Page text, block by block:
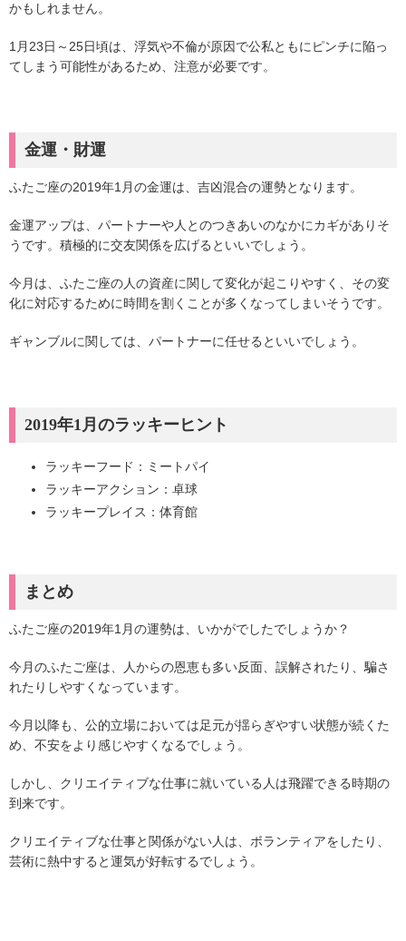
かもしれません。
1月23日～25日頃は、浮気や不倫が原因で公私ともにピンチに陥っ
てしまう可能性があるため、注意が必要です。
金運・財運
ふたご座の2019年1月の金運は、吉凶混合の運勢となります。
金運アップは、パートナーや人とのつきあいのなかにカギがありそ
うです。積極的に交友関係を広げるといいでしょう。
今月は、ふたご座の人の資産に関して変化が起こりやすく、その変
化に対応するために時間を割くことが多くなってしまいそうです。
ギャンブルに関しては、パートナーに任せるといいでしょう。
2019年1月のラッキーヒント
ラッキーフード：ミートパイ
ラッキーアクション：卓球
ラッキープレイス：体育館
まとめ
ふたご座の2019年1月の運勢は、いかがでしたでしょうか？
今月のふたご座は、人からの恩恵も多い反面、誤解されたり、騙さ
れたりしやすくなっています。
今月以降も、公的立場においては足元が揺らぎやすい状態が続くた
め、不安をより感じやすくなるでしょう。
しかし、クリエイティブな仕事に就いている人は飛躍できる時期の
到来です。
クリエイティブな仕事と関係がない人は、ボランティアをしたり、
芸術に熱中すると運気が好転するでしょう。